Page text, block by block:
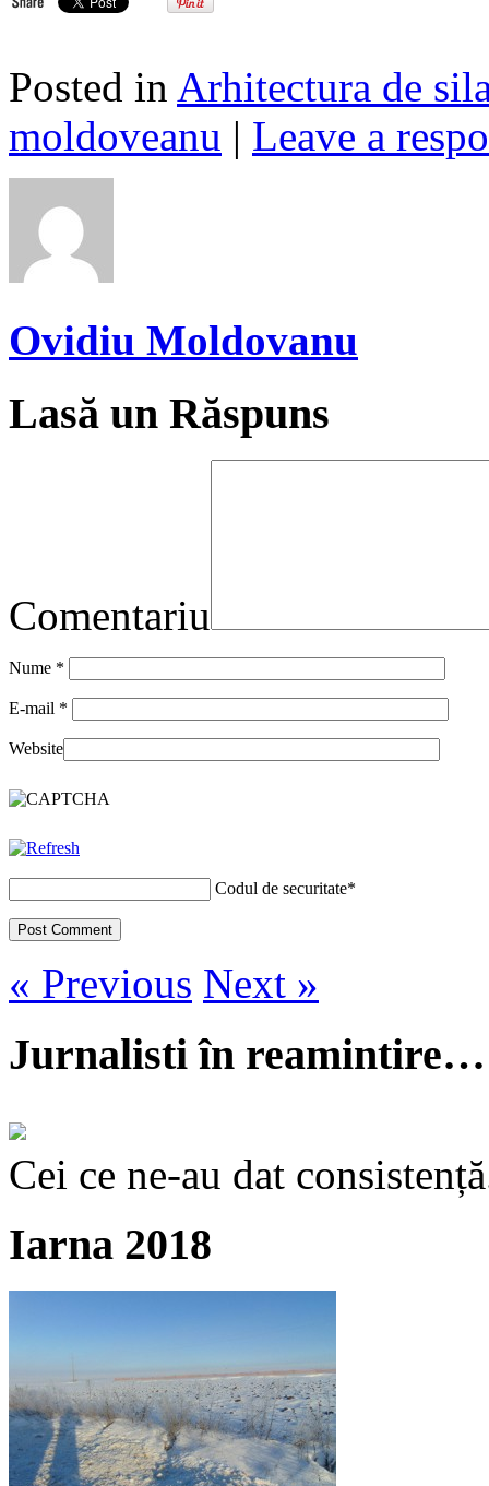
Posted in Arhitectura de
moldoveanu | Leave a
Ovidiu Moldovanu
Lasă un Răspuns
Comentariu
Nume *
E-mail *
Website
Codul de securitate*
« Previous Next »
Jurnalisti în reamintire…
Cei ce ne-au dat
Iarna 2018